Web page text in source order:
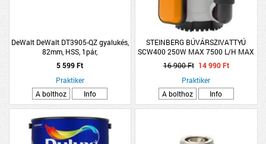
DeWalt DeWalt DT3905-QZ gyalukés,
82mm, HSS, 1pár,
5 599 Ft
Praktiker
A bolthoz
Info
STEINBERG BÚVÁRSZIVATTYÚ
SCW400 250W MAX 7500 L/H MAX
8M
16 900 Ft 14 990 Ft
Praktiker
A bolthoz
Info